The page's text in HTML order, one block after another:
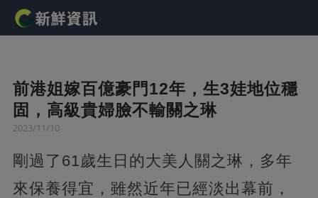
前港姐嫁百億豪門12年，生3娃地位穩
固，高級貴婦臉不輸關之琳
2023/11/10
剛過了61歲生日的大美人關之琳，多年
來保養得宜，雖然近年已經淡出幕前，